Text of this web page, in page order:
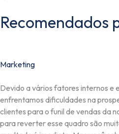
Recomendados
Marketing
Devido a vários fatores internos e
enfrentamos dificuldades na
clientes para o funil de vendas da
para reverter esse quadro são